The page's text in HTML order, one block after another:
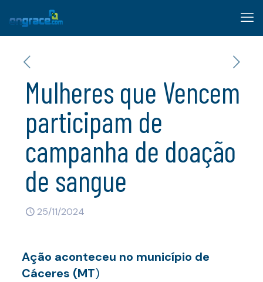
Mulheres que Vencem
participam de
campanha de doação
de sangue
25/11/2024
Ação aconteceu no município de
Cáceres (MT)